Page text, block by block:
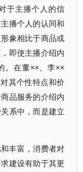
于主播个人的信
播个人的认同和
象相比于商品或
即使主播介绍内
。在董××、李××
其个性特点和价
品服务的介绍内
系中，而是建立
丰富，消费者对
建设有助于其更